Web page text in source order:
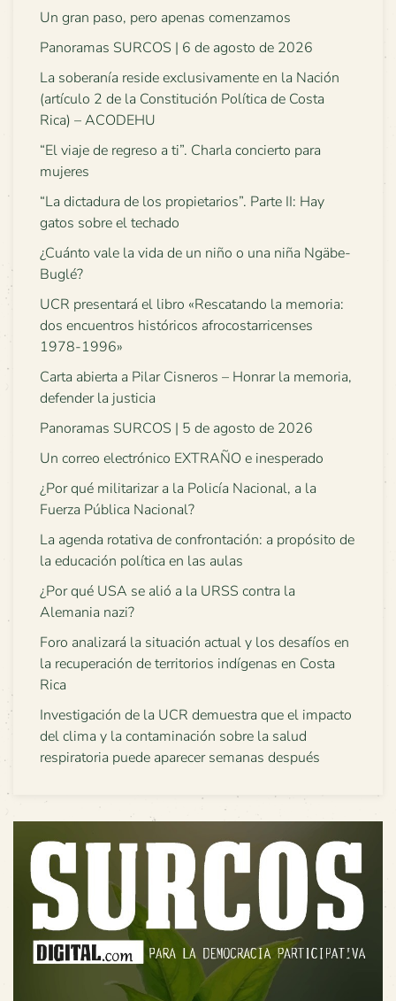
Un gran paso, pero apenas comenzamos
Panoramas SURCOS | 6 de agosto de 2026
La soberanía reside exclusivamente en la Nación
(artículo 2 de la Constitución Política de Costa
Rica) – ACODEHU
“El viaje de regreso a ti”. Charla concierto para
mujeres
“La dictadura de los propietarios”. Parte II: Hay
gatos sobre el techado
¿Cuánto vale la vida de un niño o una niña Ngäbe-
Buglé?
UCR presentará el libro «Rescatando la memoria:
dos encuentros históricos afrocostarricenses
1978-1996»
Carta abierta a Pilar Cisneros – Honrar la memoria,
defender la justicia
Panoramas SURCOS | 5 de agosto de 2026
Un correo electrónico EXTRAÑO e inesperado
¿Por qué militarizar a la Policía Nacional, a la
Fuerza Pública Nacional?
La agenda rotativa de confrontación: a propósito de
la educación política en las aulas
¿Por qué USA se alió a la URSS contra la
Alemania nazi?
Foro analizará la situación actual y los desafíos en
la recuperación de territorios indígenas en Costa
Rica
Investigación de la UCR demuestra que el impacto
del clima y la contaminación sobre la salud
respiratoria puede aparecer semanas después